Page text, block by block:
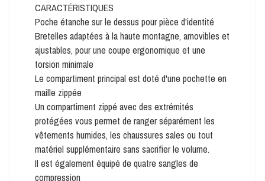
CARACTÉRISTIQUES
Poche étanche sur le dessus pour pièce d'identité
Bretelles adaptées à la haute montagne, amovibles et
ajustables, pour une coupe ergonomique et une
torsion minimale
Le compartiment principal est doté d'une pochette en
maille zippée
Un compartiment zippé avec des extrémités
protégées vous permet de ranger séparément les
vêtements humides, les chaussures sales ou tout
matériel supplémentaire sans sacrifier le volume.
Il est également équipé de quatre sangles de
compression